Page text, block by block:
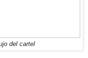
del cartel